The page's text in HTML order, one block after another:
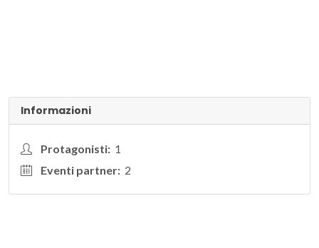
Informazioni
Protagonisti: 1
Eventi partner: 2